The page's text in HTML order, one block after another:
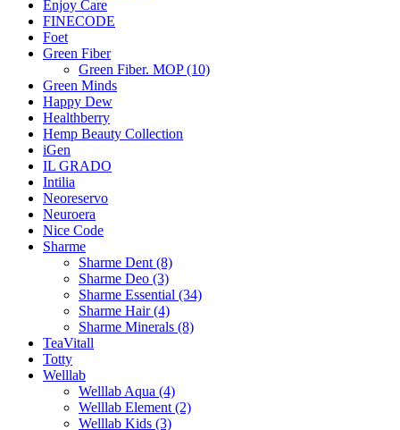
Enjoy Care
FINECODE
Foet
Green Fiber
Green Fiber. MOP (10)
Green Minds
Happy Dew
Healthberry
Hemp Beauty Collection
iGen
IL GRADO
Intilia
Neoreservo
Neuroera
Nice Code
Sharme
Sharme Dent (8)
Sharme Deo (3)
Sharme Essential (34)
Sharme Hair (4)
Sharme Minerals (8)
TeaVitall
Totty
Welllab
Welllab Aqua (4)
Welllab Element (2)
Welllab Kids (3)